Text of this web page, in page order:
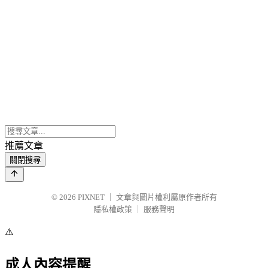
推薦文章
關閉搜尋
© 2026 PIXNET
文章與圖片權利屬原作者所有
隱私權政策
服務聲明
⚠️
成人內容提醒